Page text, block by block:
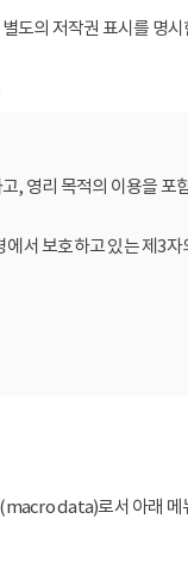
도의 저작권 표시를 명
, 영리 목적의 이용을 포
서 보호하고 있는 제3
data)로서 아래 메